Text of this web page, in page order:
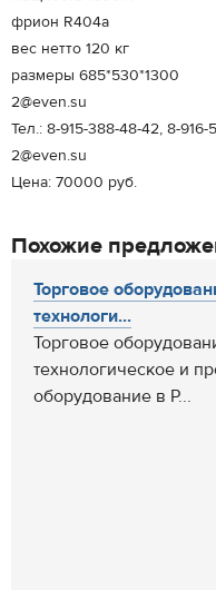
фрион R404a
вес нетто 120 кг
размеры 685*530*1300
2@even.su
Тел.: 8-915-388-48-42, 8-916-
2@even.su
Цена: 70000 руб.
Похожие
Торговое
технологи...
Торговое
технологическое и
оборудование в Р...